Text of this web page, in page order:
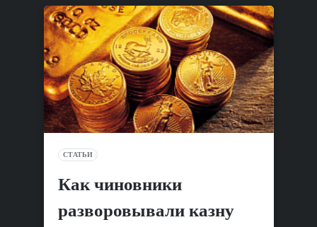
СТАТЬИ
Как чиновники
разворовывали казну